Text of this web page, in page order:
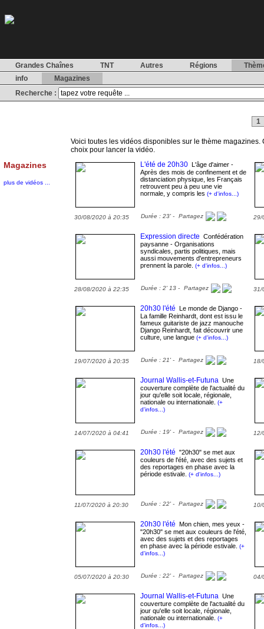
Grandes Chaînes TNT Autres Régions
info
Magazines
Recherche :
1
Voici toutes les vidéos disponibles sur le thème
choix pour lancer la vidéo.
Magazines
plus de vidéos ...
L'été de 20h30 L'âge d'aimer -
Après des mois de confinement et de
distanciation physique, les Français
retrouvent peu à peu une vie
normale, y compris les (+ d'infos...)
30/08/2020 à 20:35 Durée : 23' - Partagez 29/
Expression directe Confédération
paysanne - Organisations
syndicales, partis politiques, mais
aussi mouvements d'entrepreneurs
prennent la parole. (+ d'infos...)
28/08/2020 à 22:35 Durée : 2' 13 - Partagez 31/
20h30 l'été Le monde de Django -
La famille Reinhardt, dont est issu le
fameux guitariste de jazz manouche
Django Reinhardt, fait découvrir une
culture, une langue (+ d'infos...)
19/07/2020 à 20:35 Durée : 21' - Partagez 18/
Journal Wallis-et-Futuna Une
couverture complète de l'actualité du
jour qu'elle soit locale, régionale,
nationale ou internationale. (+
d'infos...)
14/07/2020 à 04:41 Durée : 19' - Partagez 12/
20h30 l'été "20h30" se met aux
couleurs de l'été, avec des sujets et
des reportages en phase avec la
période estivale. (+ d'infos...)
11/07/2020 à 20:30 Durée : 22' - Partagez 10/
20h30 l'été Mon chien, mes yeux -
"20h30" se met aux couleurs de l'été,
avec des sujets et des reportages
en phase avec la période estivale. (+
d'infos...)
05/07/2020 à 20:30 Durée : 22' - Partagez 04/
Journal Wallis-et-Futuna Une
couverture complète de l'actualité du
jour qu'elle soit locale, régionale,
nationale ou internationale. (+
d'infos...)